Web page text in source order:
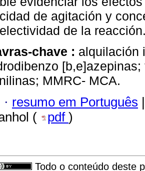
de agitación y
de la
chave : alquilación
MMRC- MCA.
· resumo em Português |
(
pdf )
Todo o conteúdo deste